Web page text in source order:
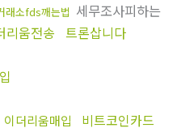
래소fds깨는법 세무조사피하는
리움전송 트론삽니다
이더리움매입
비트코인카드